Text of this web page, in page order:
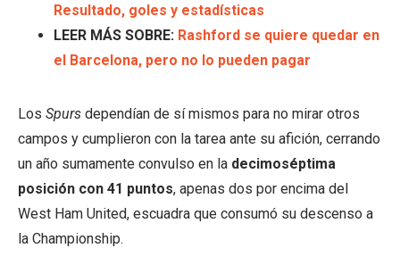
Resultado, goles y estadísticas
LEER MÁS SOBRE: Rashford se quiere quedar en
el Barcelona, pero no lo pueden pagar
Los Spurs dependían de sí mismos para no mirar otros
campos y cumplieron con la tarea ante su afición, cerrando
un año sumamente convulso en la decimoséptima
posición con 41 puntos, apenas dos por encima del
West Ham United, escuadra que consumó su descenso a
la Championship.